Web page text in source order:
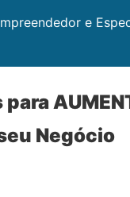
e
Negócio